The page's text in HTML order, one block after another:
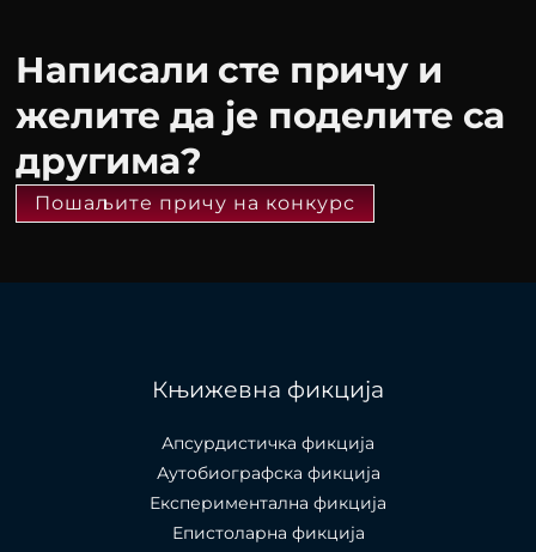
Написали сте причу и
желите да је поделите са
другима?
Пошаљите причу на конкурс
Књижевна фикција
Апсурдистичка фикција
Аутобиографска фикција
Експериментална фикција
Епистоларна фикција